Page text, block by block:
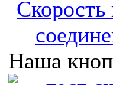
Скорость
Наша